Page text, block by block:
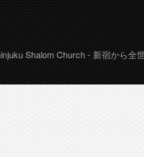
Shalom Church- 新宿から全